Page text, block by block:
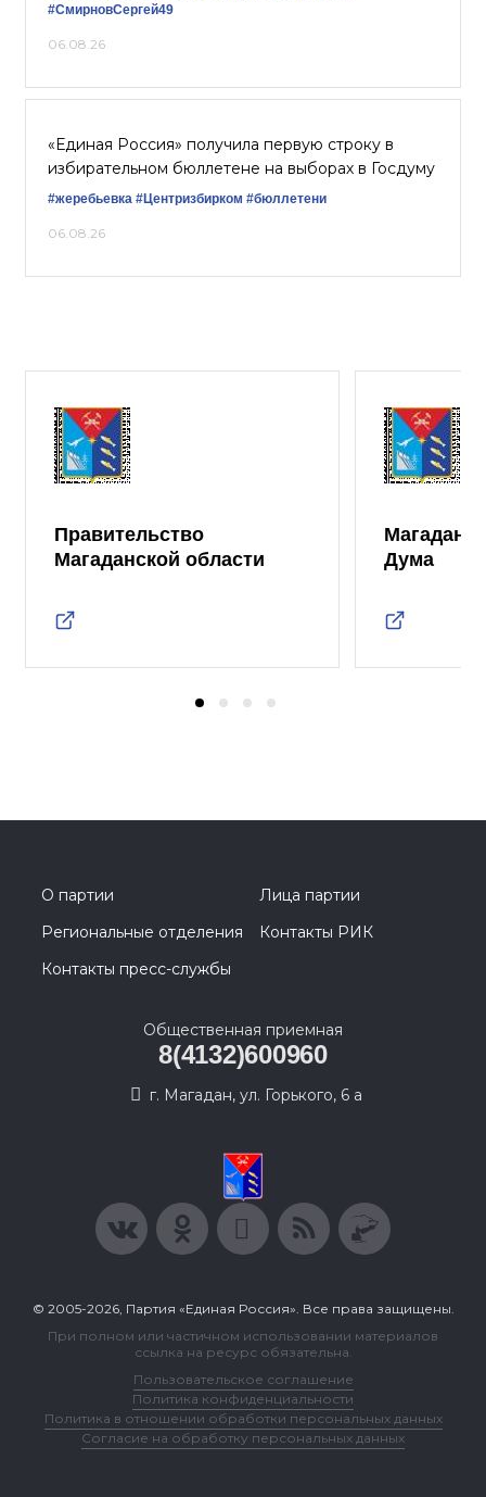
#СмирновСергей49
06.08.26
«Единая Россия» получила первую строку в
избирательном бюллетене на выборах в Госдуму
#жеребьевка #Центризбирком #бюллетени
06.08.26
Правительство
Магаданской области
Дума
О партии
Лица партии
Региональные отделения
Контакты РИК
Контакты пресс-службы
Общественная приемная
8(4132)600960
г. Магадан, ул. Горького, 6 а
© 2005-2026, Партия «Единая Россия». Все права защищены.
При полном или частичном использовании материалов
ссылка на ресурс обязательна.
Пользовательское соглашение
Политика конфиденциальности
Политика в отношении обработки персональных данных
Согласие на обработку персональных данных